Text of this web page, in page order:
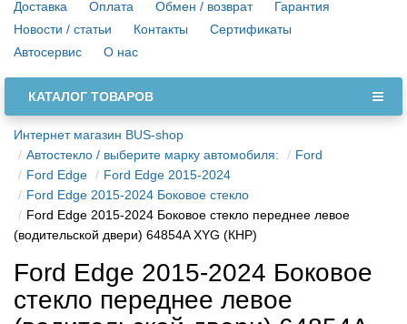
Доставка Оплата Обмен / возврат
Гарантия
Новости / статьи
Контакты
Сертификаты
Автосервис
О нас
КАТАЛОГ ТОВАРОВ
Интернет магазин BUS-shop
Автостекло / выберите марку автомобиля:
Ford
Ford Edge
Ford Edge 2015-2024
Ford Edge 2015-2024 Боковое стекло
Ford Edge 2015-2024 Боковое стекло переднее левое
(водительской двери) 64854A XYG (КНР)
Ford Edge 2015-2024 Боковое
стекло переднее левое